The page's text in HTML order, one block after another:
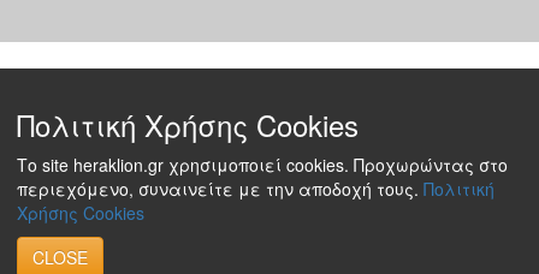
Πολιτική Χρήσης Cookies
Το site heraklion.gr χρησιμοποιεί cookies. Προχωρώντας στο
περιεχόμενο, συναινείτε με την αποδοχή τους. Πολιτική
Χρήσης Cookies
CLOSE